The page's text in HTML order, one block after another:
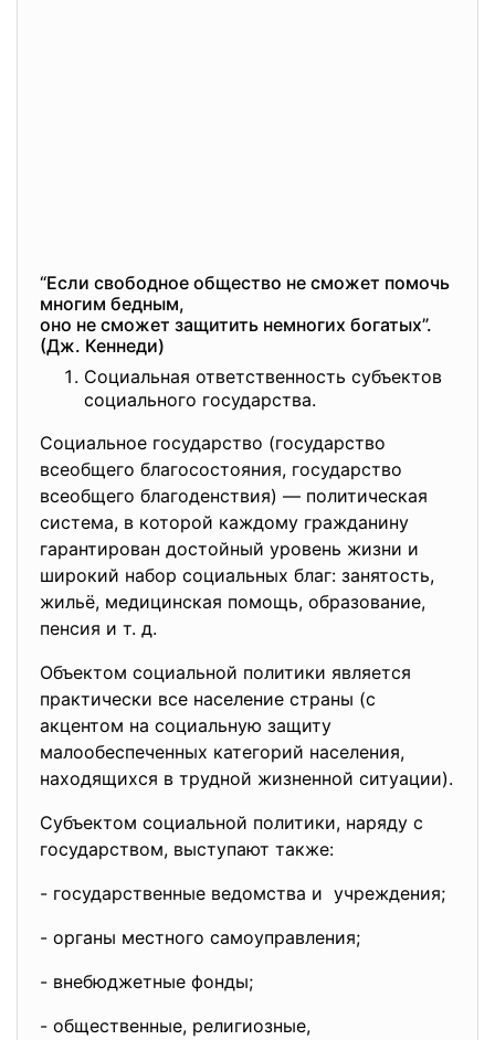
“Если свободное общество не сможет помочь
многим бедным,
оно не сможет защитить немногих богатых”.
(Дж. Кеннеди)
Социальная ответственность субъектов
социального государства.
Социальное государство (государство
всеобщего благосостояния, государство
всеобщего благоденствия) — политическая
система, в которой каждому гражданину
гарантирован достойный уровень жизни и
широкий набор социальных благ: занятость,
жильё, медицинская помощь, образование,
пенсия и т. д.
Объектом социальной политики является
практически все население страны (с
акцентом на социальную защиту
малообеспеченных категорий населения,
находящихся в трудной жизненной ситуации).
Субъектом социальной политики, наряду с
государством, выступают также:
- государственные ведомства и учреждения;
- органы местного самоуправления;
- внебюджетные фонды;
- общественные, религиозные,